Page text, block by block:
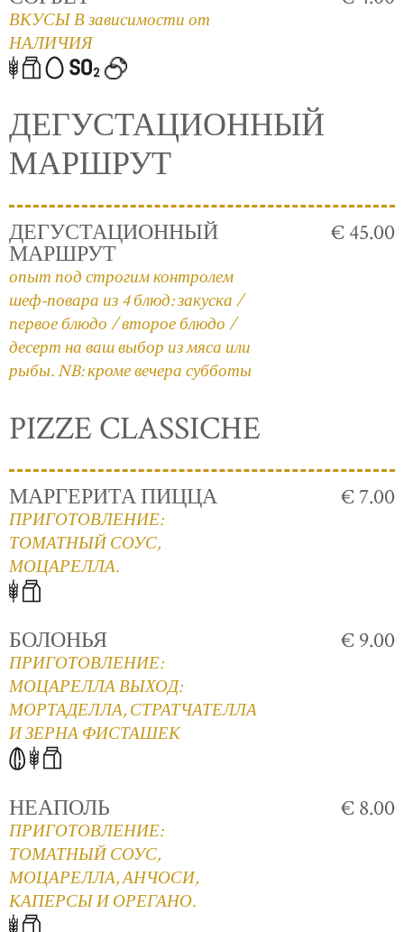
ВКУСЫ В зависимости от
НАЛИЧИЯ
ДЕГУСТАЦИОННЫЙ
МАРШРУТ
ДЕГУСТАЦИОННЫЙ
МАРШРУТ
опыт под строгим контролем
шеф-повара из 4 блюд: закуска /
первое блюдо / второе блюдо /
десерт на ваш выбор из мяса или
рыбы. NB: кроме вечера субботы
€ 45.00
PIZZE CLASSICHE
МАРГЕРИТА ПИЦЦА
ПРИГОТОВЛЕНИЕ:
ТОМАТНЫЙ СОУС,
МОЦАРЕЛЛА.
€ 7.00
БОЛОНЬЯ
ПРИГОТОВЛЕНИЕ:
МОЦАРЕЛЛА ВЫХОД:
МОРТАДЕЛЛА, СТРАТЧАТЕЛЛА
И ЗЕРНА ФИСТАШЕК
€ 9.00
НЕАПОЛЬ
ПРИГОТОВЛЕНИЕ:
ТОМАТНЫЙ СОУС,
МОЦАРЕЛЛА, АНЧОСИ,
КАПЕРСЫ И ОРЕГАНО.
€ 8.00